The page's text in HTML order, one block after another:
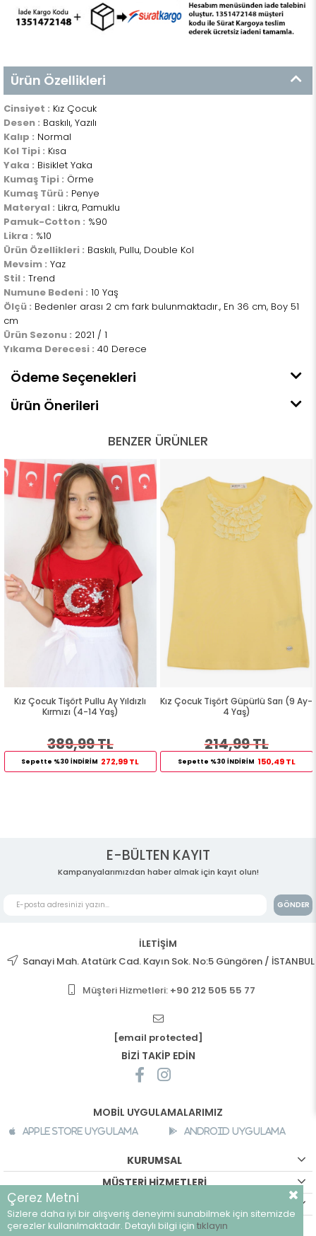
Ürün Özellikleri
Cinsiyet : Kız Çocuk
Desen : Baskılı, Yazılı
Kalıp : Normal
Kol Tipi : Kısa
Yaka : Bisiklet Yaka
Kumaş Tipi : Örme
Kumaş Türü : Penye
Materyal : Likra, Pamuklu
Pamuk-Cotton : %90
Likra : %10
Ürün Özellikleri : Baskılı, Pullu, Double Kol
Mevsim : Yaz
Stil : Trend
Numune Bedeni : 10 Yaş
Ölçü : Bedenler arası 2 cm fark bulunmaktadır., En 36 cm, Boy 51
cm
Ürün Sezonu : 2021 / 1
Yıkama Derecesi : 40 Derece
Ödeme Seçenekleri
Ürün Önerileri
BENZER ÜRÜNLER
Kız Çocuk Tişört Pullu Ay Yıldızlı
Kırmızı (4-14 Yaş)
389,99 TL
Sepette %30 İNDİRİM 272,99 TL
Kız Çocuk Tişört Güpürlü Sarı (9 Ay-
4 Yaş)
214,99 TL
Sepette %30 İNDİRİM 150,49 TL
E-BÜLTEN KAYIT
Kampanyalarımızdan haber almak için kayıt olun!
GÖNDER
İLETİŞİM
Sanayi Mah. Atatürk Cad. Kayın Sok. No:5 Güngören / İSTANBUL
Müşteri Hizmetleri: +90 212 505 55 77
[email protected]
BİZİ TAKİP EDİN
MOBİL UYGULAMALARIMIZ
Apple Store Uygulama Android Uygulama
KURUMSAL
MÜŞTERİ HİZMETLERİ
©breeze.com.tr - Tüm hakları saklıdır.
Çerez Metni
Sizlere daha iyi bir alışveriş deneyimi sunabilmek için sitemizde
çerezler kullanılmaktadır. Detaylı bilgi için tıklayın